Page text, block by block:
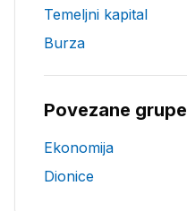
Temeljni kapital
Burza
Povezane grupe
Ekonomija
Dionice